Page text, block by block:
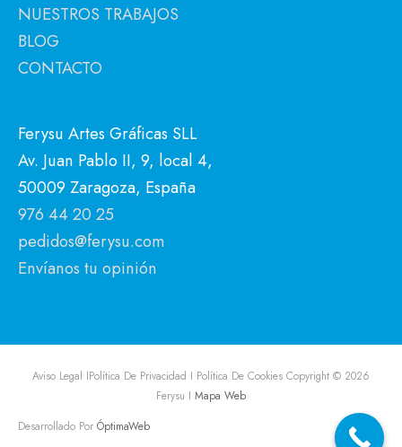
NUESTROS TRABAJOS
BLOG
CONTACTO
Ferysu Artes Gráficas SLL
Av. Juan Pablo II, 9, local 4,
50009 Zaragoza, España
976 44 20 25
pedidos@ferysu.com
Envíanos tu opinión
Aviso Legal IPolítica De Privacidad I Política De Cookies Copyright © 2026
Ferysu I Mapa Web
Desarrollado Por ÓptimaWeb